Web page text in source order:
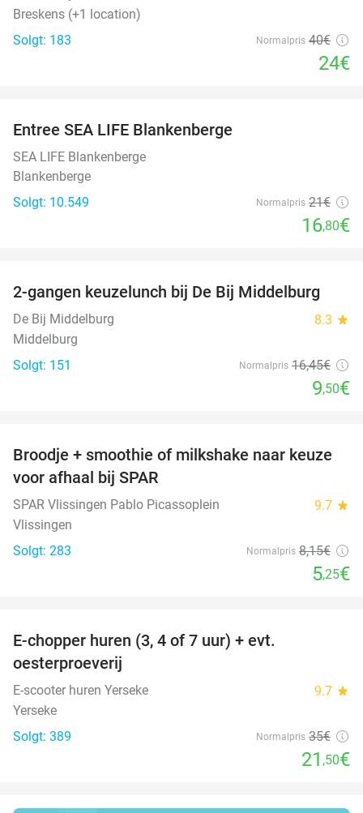
Breskens (+1 location)
Solgt: 183
Normalpris 40€
24€
Entree SEA LIFE Blankenberge
SEA LIFE Blankenberge
Blankenberge
Solgt: 10.549
Normalpris 21€
16,80€
42%
2-gangen keuzelunch bij De Bij Middelburg
De Bij Middelburg 8.3 star
Middelburg
Solgt: 151
Normalpris 16,45€
9,50€
36%
Broodje + smoothie of milkshake naar keuze
voor afhaal bij SPAR
SPAR Vlissingen Pablo Picassoplein 9.7 star
Vlissingen
Solgt: 283
Normalpris 8,15€
5,25€
E-chopper huren (3, 4 of 7 uur) + evt.
oesterproeverij
E-scooter huren Yerseke 9.7 star
Yerseke
Solgt: 389
Normalpris 35€
21 ,50€